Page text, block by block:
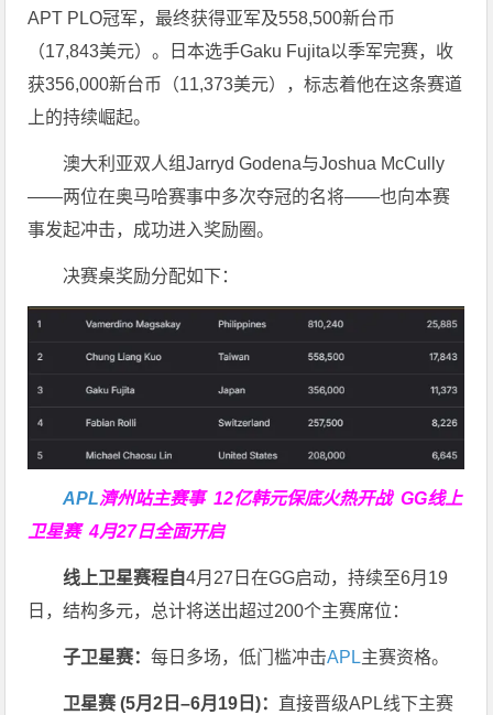
APT PLO冠军，最终获得亚军及558,500新台币
（17,843美元）。日本选手Gaku Fujita以季军完赛，收
获356,000新台币（11,373美元），标志着他在这条赛道
上的持续崛起。
澳大利亚双人组Jarryd Godena与Joshua McCully
——两位在奥马哈赛事中多次夺冠的名将——也向本赛
事发起冲击，成功进入奖励圈。
决赛桌奖励分配如下：
APL濟州站主赛事12亿韩元保底火热开战GG线上
卫星赛4月27日全面开启
线上卫星赛程自4月27日在GG启动，持续至6月19
日，结构多元，总计将送出超过200个主赛席位：
子卫星赛：每日多场，低门槛冲击APL主赛资格。
卫星赛 (5月2 日–6月 19 日)： 直接晋级APL线下主赛